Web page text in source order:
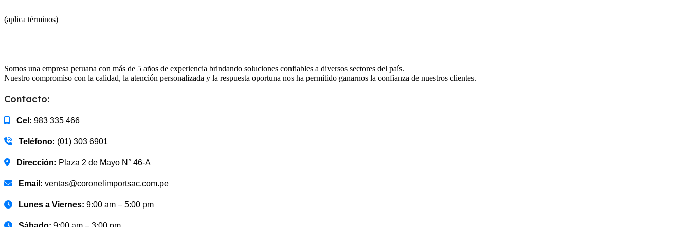
(aplica términos)
Somos una empresa peruana con más de 5 años de experiencia brindando soluciones confiables a diversos sectores del país.
Nuestro compromiso con la calidad, la atención personalizada y la respuesta oportuna nos ha permitido ganarnos la confianza de nuestros clientes.
Contacto:
Cel: 983 335 466
Teléfono: (01) 303 6901
Dirección: Plaza 2 de Mayo N° 46-A
Email: ventas@coronelimportsac.com.pe
Lunes a Viernes: 9:00 am – 5:00 pm